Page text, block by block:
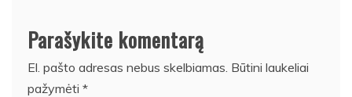
Parašykite komentarą
El. pašto adresas nebus skelbiamas. Būtini laukeliai
pažymėti *